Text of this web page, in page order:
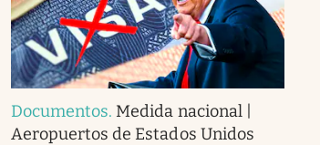
Documentos. Medida nacional |
Aeropuertos de Estados Unidos